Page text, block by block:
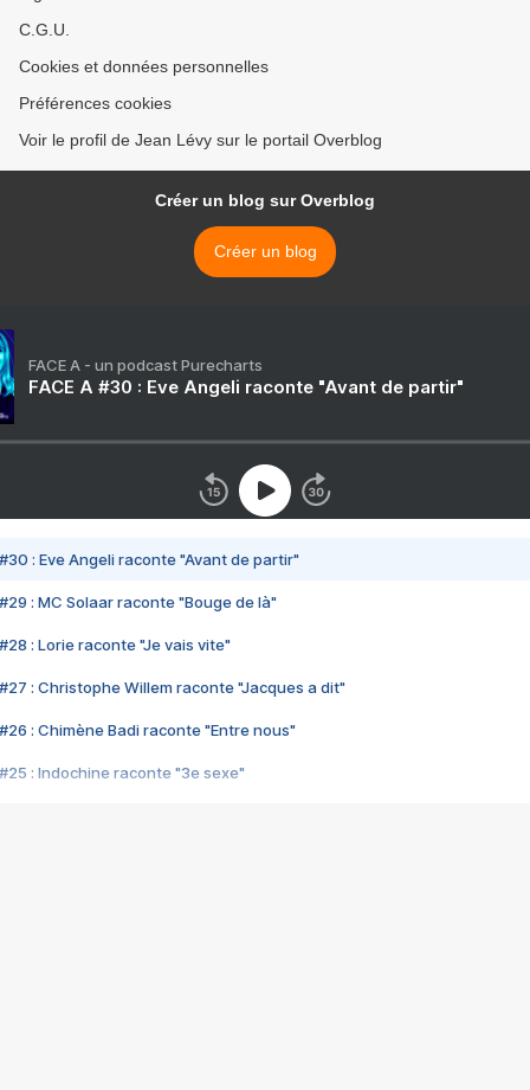
C.G.U.
Cookies et données personnelles
Préférences cookies
Voir le profil de Jean Lévy sur le portail Overblog
Créer un blog sur Overblog
Créer un blog
FACE A - un podcast Purecharts
FACE A #30 : Eve Angeli raconte "Avant de partir"
#30 : Eve Angeli raconte "Avant de partir"
#29 : MC Solaar raconte "Bouge de là"
#28 : Lorie raconte "Je vais vite"
#27 : Christophe Willem raconte "Jacques a dit"
#26 : Chimène Badi raconte "Entre nous"
#25 : Indochine raconte "3e sexe"